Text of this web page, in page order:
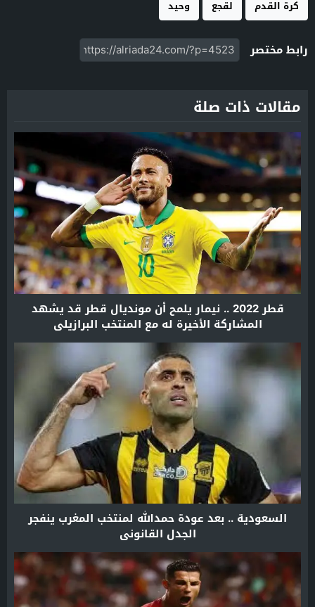
كرة القدم لقجع وحيد
رابط مختصر
مقالات ذات صلة
قطر 2022 .. نيمار يلمح أن مونديال قطر قد يشهد
المشاركة الأخيرة له مع المنتخب البرازيلي
السعودية .. بعد عودة حمدالله لمنتخب المغرب ينفجر
الجدل القانوني